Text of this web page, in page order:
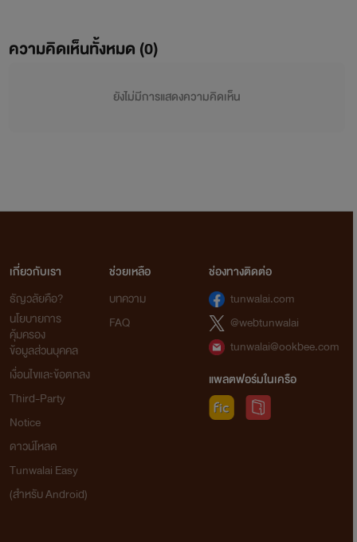
ความคิดเห็นทั้งหมด (0)
ยังไม่มีการแสดงความคิดเห็น
เกี่ยวกับเรา
ธัญวลัยคือ?
นโยบายการ
คุ้มครอง
ข้อมูลส่วนบุคคล
เงื่อนไขและข้อตกลง
Third-Party
Notice
ดาวน์โหลด
Tunwalai Easy
(สำหรับ Android)
ช่วยเหลือ
บทความ
FAQ
ช่องทางติดต่อ
tunwalai.com
@webtunwalai
tunwalai@ookbee.com
แพลตฟอร์มในเครือ